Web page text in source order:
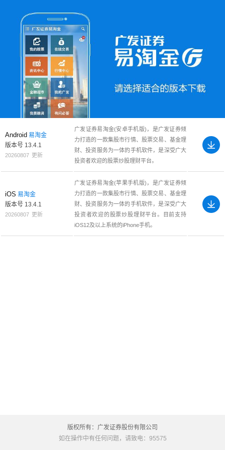
Android 易淘金
版本号 13.4.1
20260807 更新
广发证券易淘金(安卓手机版)，是广发证券倾
力打造的一款集股市行情、股票交易、基金理
财、投资服务为一体的手机软件，是深受广大
投资者欢迎的股票炒股理财平台。
iOS 易淘金
版本号 13.4.1
20260807 更新
广发证券易淘金(苹果手机版)，是广发证券倾
力打造的一款集股市行情、股票交易、基金理
财、投资服务为一体的手机软件，是深受广大
投资者欢迎的股票炒股理财平台。目前支持
iOS12及以上系统的iPhone手机。
版权所有：广发证券股份有限公司
如在操作中有任何问题，请致电：95575